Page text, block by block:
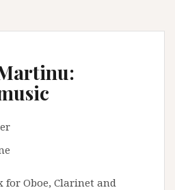
Oboe, Clarinet and